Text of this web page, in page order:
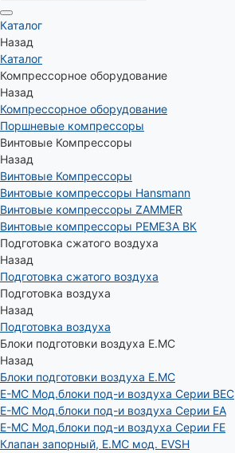
Каталог
Назад
Каталог
Компрессорное оборудование
Назад
Компрессорное оборудование
Поршневые компрессоры
Винтовые Компрессоры
Назад
Винтовые Компрессоры
Винтовые компрессоры Hansmann
Винтовые компрессоры ZAMMER
Винтовые компрессоры РЕМЕЗА ВК
Подготовка сжатого воздуха
Назад
Подготовка сжатого воздуха
Подготовка воздуха
Назад
Подготовка воздуха
Блоки подготовки воздуха E.MC
Назад
Блоки подготовки воздуха E.MC
E-MC Мод.блоки под-и воздуха Серии BEC
E-MC Мод.блоки под-и воздуха Серии EA
E-MC Мод.блоки под-и воздуха Серии FE
Клапан запорный, E.MC мод. EVSH